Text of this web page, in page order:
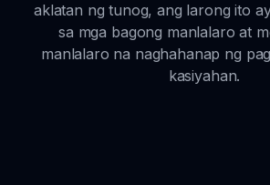
aklatan ng tunog, ang larong ito
sa mga bagong manlalaro at
manlalaro na naghahanap ng
kasiyahan.